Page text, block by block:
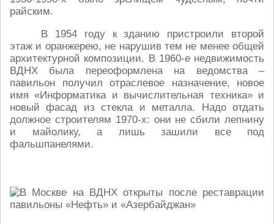
райским.
В 1954 году к зданию пристроили второй
этаж и оранжерею, не нарушив тем не менее общей
архитектурной композиции. В 1960-е недвижимость
ВДНХ была переоформлена на ведомства –
павильон получил отраслевое назначение, новое
имя «Информатика и вычислительная техника» и
новый фасад из стекла и металла. Надо отдать
должное строителям 1970-х: они не сбили лепнину
и майолику, а лишь зашили все под
фальшпанелями.